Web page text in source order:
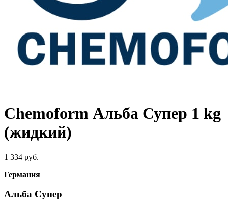
Chemoform Альба Супер 1 kg
(жидкий)
1 334 руб.
Германия
Альба Супер